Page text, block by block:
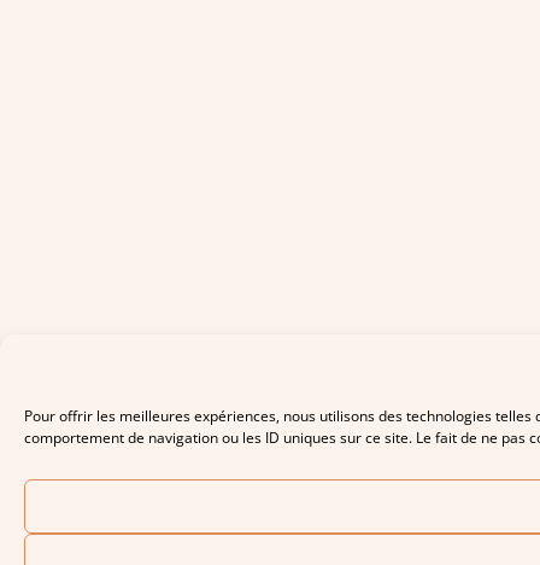
Pour offrir les meilleures expériences, nous utilisons des technologies
comportement de navigation ou les ID uniques sur ce site. Le fait de ne